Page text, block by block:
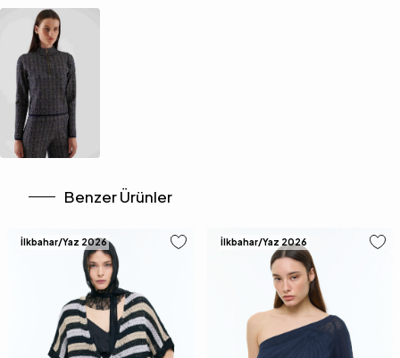
Benzer Ürünler
İlkbahar/Yaz 2026 İlkbahar/Yaz 2026